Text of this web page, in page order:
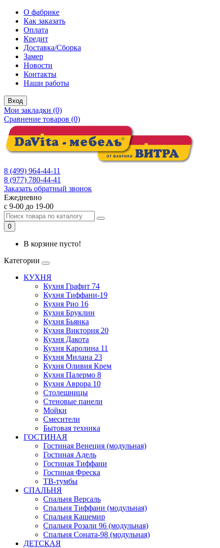
О фабрике
Как заказать
Оплата
Кредит
Доставка/Сборка
Замер
Новости
Контакты
Наши работы
Вход
Мои закладки (0)
Сравнение товаров (0)
8 (499) 964-44-11
8 (977) 780-44-41
Заказать обратный звонок
Ежедневно
с 9-00 до 19-00
0
В корзине пусто!
Категории
КУХНЯ
Кухня Графит 74
Кухня Тиффани-19
Кухня Рио 16
Кухня Бруклин
Кухня Бьянка
Кухня Виктория 20
Кухня Дакота
Кухня Каролина 11
Кухня Милана 23
Кухня Оливия Крем
Кухня Палермо 8
Кухня Аврора 10
Столешницы
Стеновые панели
Мойки
Смесители
Бытовая техника
ГОСТИНАЯ
Гостиная Венеция (модульная)
Гостиная Адель
Гостиная Тиффани
Гостиная Фреска
ТВ-тумбы
СПАЛЬНЯ
Спальня Версаль
Спальня Тиффани (модульная)
Спальня Кашемир
Спальня Розали 96 (модульная)
Спальня Соната-98 (модульная)
ДЕТСКАЯ